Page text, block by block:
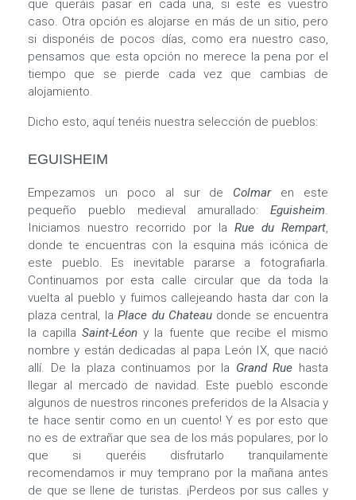
que queráis pasar en cada una, si este es vuestro
caso. Otra opción es alojarse en más de un sitio, pero
si disponéis de pocos días, como era nuestro caso,
pensamos que esta opción no merece la pena por el
tiempo que se pierde cada vez que cambias de
alojamiento.
Dicho esto, aquí tenéis nuestra selección de pueblos:
EGUISHEIM
Empezamos un poco al sur de Colmaren este
pequeño pueblo medieval amurallado: Eguisheim.
Iniciamos nuestro recorrido por la Rue du Rempart,
donde te encuentras con la esquina más icónica de
este pueblo. Es inevitable pararse a fotografiarla.
Continuamos por esta calle circular que da toda la
vuelta al pueblo y fuimos callejeando hasta dar con la
plaza central, laPlace du Chateaudonde se encuentra
la capillaSaint-Léon y la fuente que recibe el mismo
nombre y están dedicadas al papa León IX, que nació
allí. De la plaza continuamos por la Grand Rue hasta
llegar al mercado de navidad. Este pueblo esconde
algunos de nuestros rincones preferidos de la Alsacia y
te hace sentir como en un cuento! Y es por esto que
no es de extrañar que sea de los más populares, por lo
que si queréis disfrutarlo tranquilamente
recomendamos ir muy temprano por la mañana antes
de que se llene de turistas. ¡Perdeos por sus calles y